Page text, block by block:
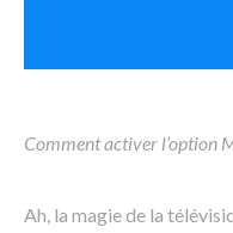
Comment activer l’option
Ah, la magie de la